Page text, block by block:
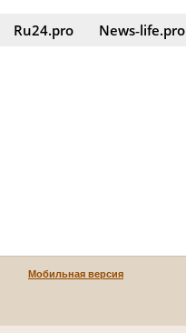
Ru24.pro News‑life.pro
Мобильная версия